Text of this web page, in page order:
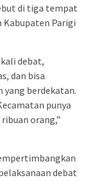
di tiga tempat
Kabupaten Parigi
debat,
dan bisa
yang berdekatan.
punya
orang,”
debat